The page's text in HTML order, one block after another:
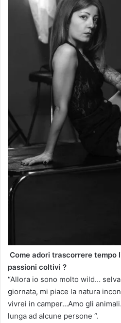
Come adori trascorrere tempo
passioni coltivi ?
“Allora io sono molto wild…
giornata, mi piace la natura
vivrei in camper…Amo gli
lunga ad alcune persone “.